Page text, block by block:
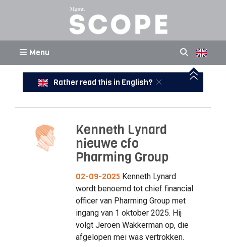
Menu
Rather read this in English?
Kenneth Lynard
nieuwe cfo
Pharming Group
02-09-2025 Kenneth Lynard
wordt benoemd tot chief financial
officer van Pharming Group met
ingang van 1 oktober 2025. Hij
volgt Jeroen Wakkerman op, die
afgelopen mei was vertrokken.